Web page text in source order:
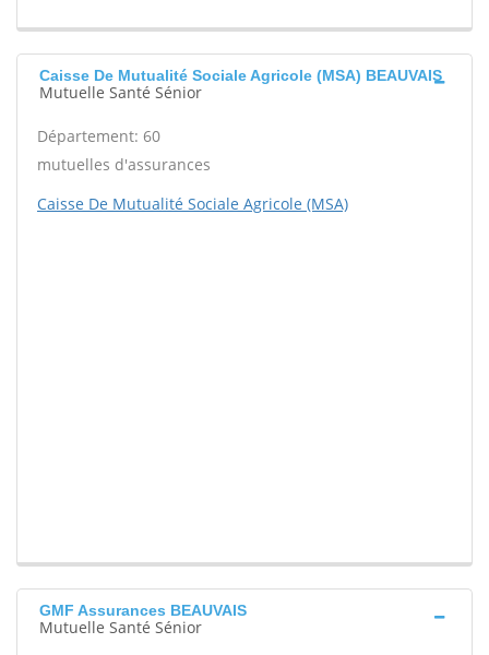
Caisse De Mutualité Sociale Agricole (MSA) BEAUVAIS
Mutuelle Santé Sénior
Département: 60
mutuelles d'assurances
Caisse De Mutualité Sociale Agricole (MSA)
GMF Assurances BEAUVAIS
Mutuelle Santé Sénior